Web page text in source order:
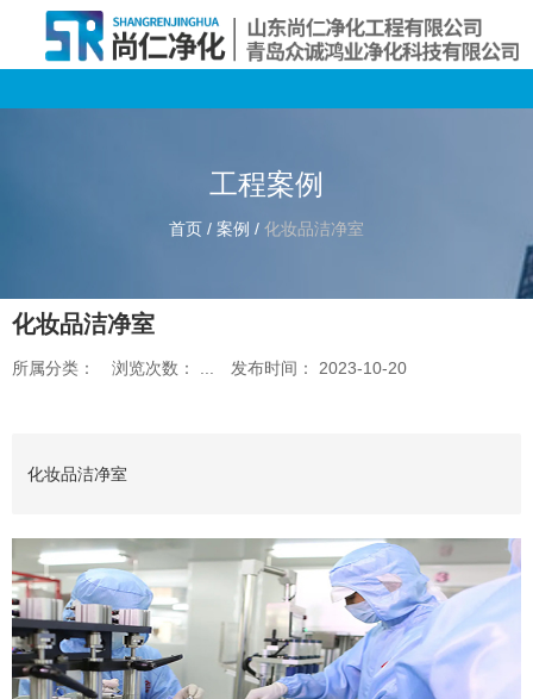
工程案例
首页 / 案例 / 化妆品洁净室
化妆品洁净室
所属分类： 浏览次数： 发布时间： 2023-10-20
化妆品洁净室